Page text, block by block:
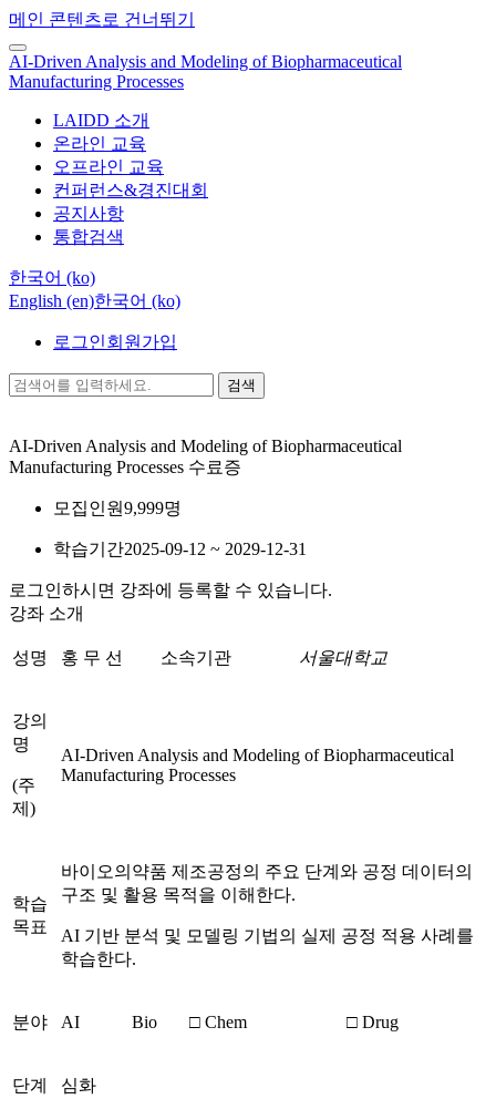
메인 콘텐츠로 건너뛰기
AI-Driven Analysis and Modeling of Biopharmaceutical
Manufacturing Processes
LAIDD 소개
온라인 교육
오프라인 교육
컨퍼런스&경진대회
공지사항
통합검색
한국어 ‎(ko)‎
English ‎(en)‎한국어 ‎(ko)‎
로그인회원가입
검색
AI-Driven Analysis and Modeling of Biopharmaceutical
Manufacturing Processes 수료증
모집인원9,999명
학습기간2025-09-12 ~ 2029-12-31
로그인하시면 강좌에 등록할 수 있습니다.
강좌 소개
성명 홍 무 선 소속기관 서울대학교
강의
명
(주
제)
AI-Driven Analysis and Modeling of Biopharmaceutical
Manufacturing Processes
학습
목표
바이오의약품 제조공정의 주요 단계와 공정 데이터의
구조 및 활용 목적을 이해한다.
AI 기반 분석 및 모델링 기법의 실제 공정 적용 사례를
학습한다.
분야 AI Bio □ Chem □ Drug
단계 심화